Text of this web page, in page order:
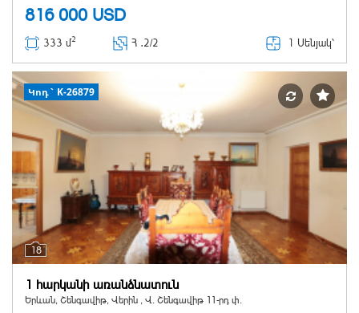
816 000 USD
333 մ2 Հ ․2/2 1 Սենյակ՝
18
Կոդ` K-26879
1 հարկանի առանձնատուն
Երևան, Շենգավիթ, Վերին , Վ. Շենգավիթ 11-րդ փ.